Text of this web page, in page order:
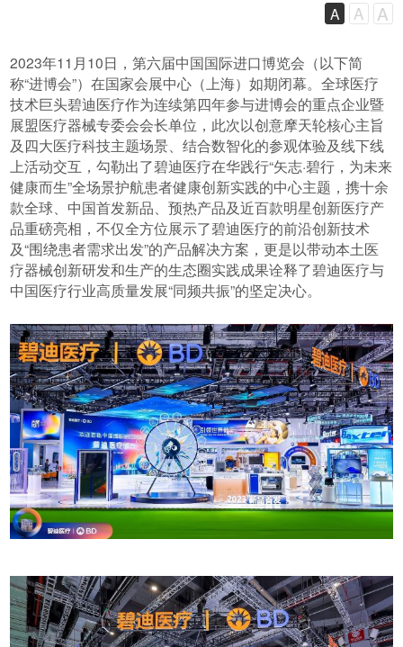
A A A
2023年11月10日，第六届中国国际进口博览会（以下简
称“进博会”）在国家会展中心（上海）如期闭幕。全球医疗
技术巨头碧迪医疗作为连续第四年参与进博会的重点企业暨
展盟医疗器械专委会会长单位，此次以创意摩天轮核心主旨
及四大医疗科技主题场景、结合数智化的参观体验及线下线
上活动交互，勾勒出了碧迪医疗在华践行“矢志·碧行，为未来
健康而生”全场景护航患者健康创新实践的中心主题，携十余
款全球、中国首发新品、预热产品及近百款明星创新医疗产
品重磅亮相，不仅全方位展示了碧迪医疗的前沿创新技术
及“围绕患者需求出发”的产品解决方案，更是以带动本土医
疗器械创新研发和生产的生态圈实践成果诠释了碧迪医疗与
中国医疗行业高质量发展“同频共振”的坚定决心。